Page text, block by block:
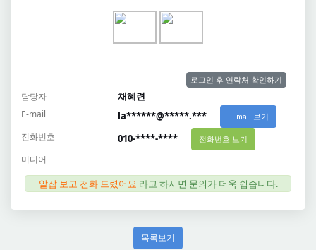
로그인 후 연락처 확인하기
담당자 채혜련
E-mail la******@*****.*** E-mail 보기
전화번호 010-****-**** 전화번호 보기
미디어
알잡 보고 전화 드렸어요 라고 하시면 문의가 더욱 쉽습니다.
목록보기